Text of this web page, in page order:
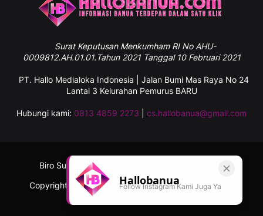
SuratKeputusan Menkumham RI No AHU-
0009812.AH.01.01.Tahun 2021 Tanggal 10 Februari 2021
PT. Hallo Medialoka Indonesia | Jalan Bumi Mas Raya No 24
Lantai 3 Kelurahan Pemurus BARU
Hubungi kami: 0813 4859 2273 cs.hallobanua@gmail.com
Copyright ©2026Hallobanua.com - Informasi Banua
Terdepan Dalam Satu Klik
Biro Sulawesi Selatan
Hallobanua
Follow Instagram Kami Juga Ya